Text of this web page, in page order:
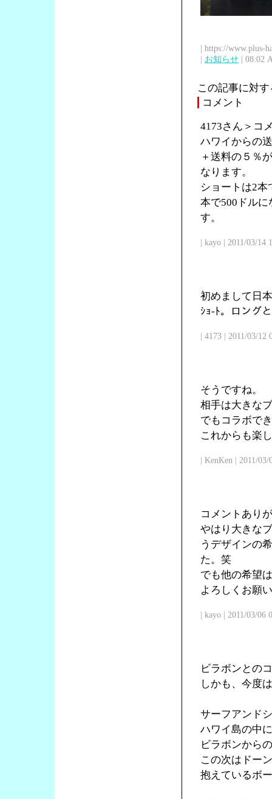
| https://www.plus-
| お知らせ | 08:02
この記事に対
コメント
4173さん＞コ
ハワイからの
＋送料の５％
なります。
ショートは2本
本で500ドル
す。
| kayo | 2011/03/14
初めまして日
ｼｮ-ﾄ。ロング
| 4173 | 2011/03/12
そうですね。
相手は大きな
でもコラボで
これからも楽
| KenKen | 2011/
コメントあり
やはり大きな
うデザインの
た。笑
でも他の希望
よろしくお願
| kayo | 2011/03/06
ビラボンとの
しかも、今度
サーフアンド
ハワイ島の中
ビラボンから
この次はドー
抱えているボ